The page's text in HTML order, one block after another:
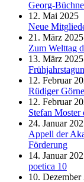
Georg-
12. Mai 2025
Neue
21. März 2025
Zum Welttag
13. März 2025
12. Februar
Rüdiger
12. Februar
Stefan Moster
24. Januar
Appell der
Förderung
14. Januar
poetica 10
10. Dezember